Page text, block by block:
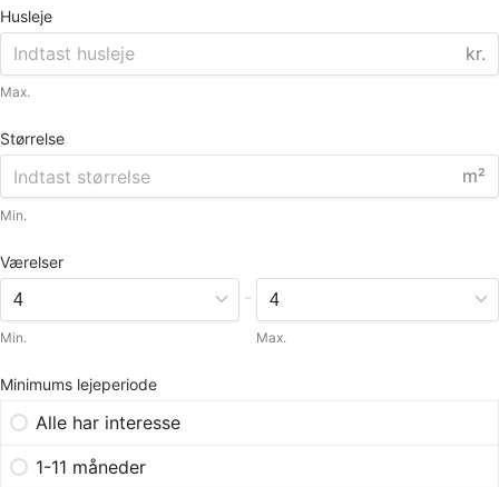
Husleje
kr.
Max.
Størrelse
m²
Min.
Værelser
Min.
-
Max.
Minimums lejeperiode
Alle har interesse
1-11 måneder